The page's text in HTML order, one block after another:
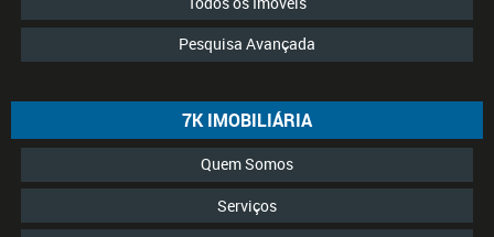
Pesquisa Avançada
7K IMOBILIÁRIA
Quem Somos
Serviços